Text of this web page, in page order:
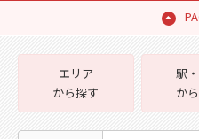
エリア
から探す
駅
か